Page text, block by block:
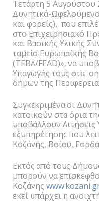
Τετάρτη 5 Αυγούστου
Δυνητικά-
και φορείς), που
στο Επιχειρησιακό
και Βασικής Υλικής
ταμείο Ευρωπαϊκής
(ΤΕΒΑ/FEAD)», να
Υπαγωγής τους στα
δήμων της
Συγκεκριμένα οι
κατοικούν στα όρια
υποβάλλουν
εξυπηρέτησης που
Κοζάνης, Βοίου,
Εκτός από τους
μπορούν να
Κοζάνης
εκεί υπάρχει η